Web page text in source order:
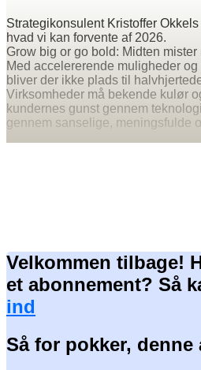
Strategikonsulent Kristoffer
hvad vi kan forvente af 2026.
Grow big or go bold: Midten
Med accelererende muligheder
bliver der ikke plads til
Virksomheder må bekende kulør
kundernes gunst gennem
gennem sanselige, meningsfulde
Velkommen tilbage!
et abonnement? Så
ind
Så for pokker,